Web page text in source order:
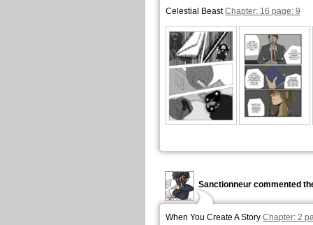
Celestial BeastChapter: 16 page: 9
Sanctionneur commented
When You Create A Story Chapter: 2